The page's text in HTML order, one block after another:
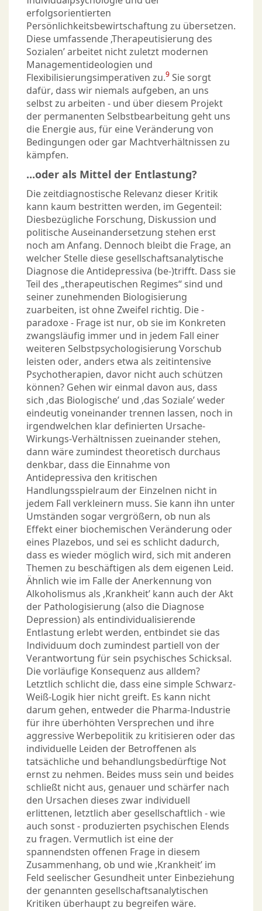
erfolgsorientierten
Persönlichkeitsbewirtschaftung zu übersetzen.
Diese umfassende ‚Therapeutisierung des
Sozialen’ arbeitet nicht zuletzt modernen
Managementideologien und
Flexibilisierungsimperativen zu.9 Sie sorgt
dafür, dass wir niemals aufgeben, an uns
selbst zu arbeiten - und über diesem Projekt
der permanenten Selbstbearbeitung geht uns
die Energie aus, für eine Veränderung von
Bedingungen oder gar Machtverhältnissen zu
kämpfen.
...oder als Mittel der Entlastung?
Die zeitdiagnostische Relevanz dieser Kritik
kann kaum bestritten werden, im Gegenteil:
Diesbezügliche Forschung, Diskussion und
politische Auseinandersetzung stehen erst
noch am Anfang. Dennoch bleibt die Frage, an
welcher Stelle diese gesellschaftsanalytische
Diagnose die Antidepressiva (be-)trifft. Dass sie
Teil des „therapeutischen Regimes“ sind und
seiner zunehmenden Biologisierung
zuarbeiten, ist ohne Zweifel richtig. Die -
paradoxe - Frage ist nur, ob sie im Konkreten
zwangsläufig immer und in jedem Fall einer
weiteren Selbstpsychologisierung Vorschub
leisten oder, anders etwa als zeitintensive
Psychotherapien, davor nicht auch schützen
können? Gehen wir einmal davon aus, dass
sich ‚das Biologische’ und ‚das Soziale’ weder
eindeutig voneinander trennen lassen, noch in
irgendwelchen klar definierten Ursache-
Wirkungs-Verhältnissen zueinander stehen,
dann wäre zumindest theoretisch durchaus
denkbar, dass die Einnahme von
Antidepressiva den kritischen
Handlungsspielraum der Einzelnen nicht in
jedem Fall verkleinern muss. Sie kann ihn unter
Umständen sogar vergrößern, ob nun als
Effekt einer biochemischen Veränderung oder
eines Plazebos, und sei es schlicht dadurch,
dass es wieder möglich wird, sich mit anderen
Themen zu beschäftigen als dem eigenen Leid.
Ähnlich wie im Falle der Anerkennung von
Alkoholismus als ‚Krankheit’ kann auch der Akt
der Pathologisierung (also die Diagnose
Depression) als entindividualisierende
Entlastung erlebt werden, entbindet sie das
Individuum doch zumindest partiell von der
Verantwortung für sein psychisches Schicksal.
Die vorläufige Konsequenz aus alldem?
Letztlich schlicht die, dass eine simple Schwarz-
Weiß-Logik hier nicht greift. Es kann nicht
darum gehen, entweder die Pharma-Industrie
für ihre überhöhten Versprechen und ihre
aggressive Werbepolitik zu kritisieren oder das
individuelle Leiden der Betroffenen als
tatsächliche und behandlungsbedürftige Not
ernst zu nehmen. Beides muss sein und beides
schließt nicht aus, genauer und schärfer nach
den Ursachen dieses zwar individuell
erlittenen, letztlich aber gesellschaftlich - wie
auch sonst - produzierten psychischen Elends
zu fragen. Vermutlich ist eine der
spannendsten offenen Frage in diesem
Zusammenhang, ob und wie ‚Krankheit’ im
Feld seelischer Gesundheit unter Einbeziehung
der genannten gesellschaftsanalytischen
Kritiken überhaupt zu begreifen wäre.